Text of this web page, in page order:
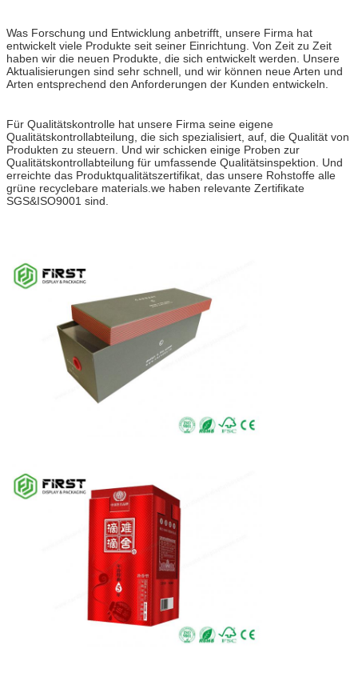
Was Forschung und Entwicklung anbetrifft, unsere Firma hat
entwickelt viele Produkte seit seiner Einrichtung. Von Zeit zu Zeit
haben wir die neuen Produkte, die sich entwickelt werden. Unsere
Aktualisierungen sind sehr schnell, und wir können neue Arten und
Arten entsprechend den Anforderungen der Kunden entwickeln.
Für Qualitätskontrolle hat unsere Firma seine eigene
Qualitätskontrollabteilung, die sich spezialisiert, auf, die Qualität von
Produkten zu steuern. Und wir schicken einige Proben zur
Qualitätskontrollabteilung für umfassende Qualitätsinspektion. Und
erreichte das Produktqualitätszertifikat, das unsere Rohstoffe alle
grüne recyclebare materials.we haben relevante Zertifikate
SGS&ISO9001 sind.